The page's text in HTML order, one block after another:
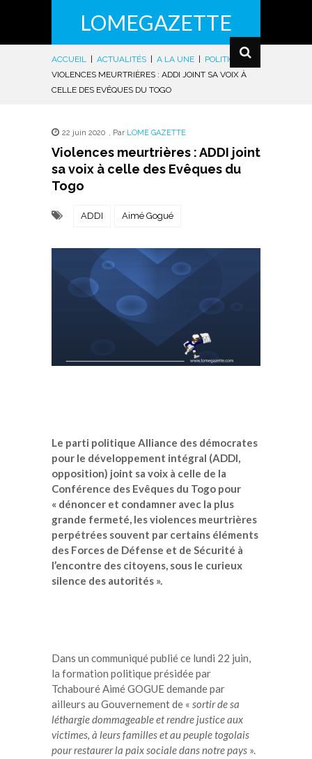
LOMEGAZETTE
ACCUEIL ACTUALITÉS A LA UNE POLITIQUE |
VIOLENCES MEURTRIÈRES : ADDI JOINT SA VOIX À
CELLE DES EVÊQUES DU TOGO
22 juin 2020 , Par LOME GAZETTE
Violences meurtrières : ADDI joint
sa voix à celle des Evêques du
Togo
ADDI Aimé Gogué
Le parti politique Alliance des démocrates
pour le développement intégral (ADDI,
opposition) joint sa voix à celle de la
Conférence des Evêques du Togo pour
« dénoncer et condamner avec la plus
grande fermeté, les violences meurtrières
perpétrées souvent par certains éléments
des Forces de Défense et de Sécurité à
l’encontre des citoyens, sous le curieux
silence des autorités ».
Dans un communiqué publié ce lundi 22 juin,
la formation politique présidée par
Tchabouré Aimé GOGUE demande par
ailleurs au Gouvernement de « sortir de sa
léthargie dommageable et rendre justice aux
victimes, à leurs familles et au peuple togolais
pour restaurer la paix sociale dans notre pays ».